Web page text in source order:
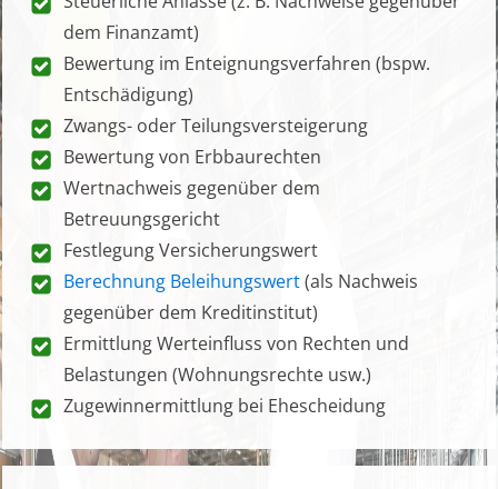
dem Finanzamt)
Bewertung im Enteignungsverfahren (bspw.
Entschädigung)
Zwangs- oder Teilungsversteigerung
Bewertung von Erbbaurechten
Wertnachweis gegenüber dem
Betreuungsgericht
Festlegung Versicherungswert
Berechnung Beleihungswert(als Nachweis
gegenüber dem Kreditinstitut)
Ermittlung Werteinfluss von Rechten und
Belastungen (Wohnungsrechte usw.)
Zugewinnermittlung bei Ehescheidung